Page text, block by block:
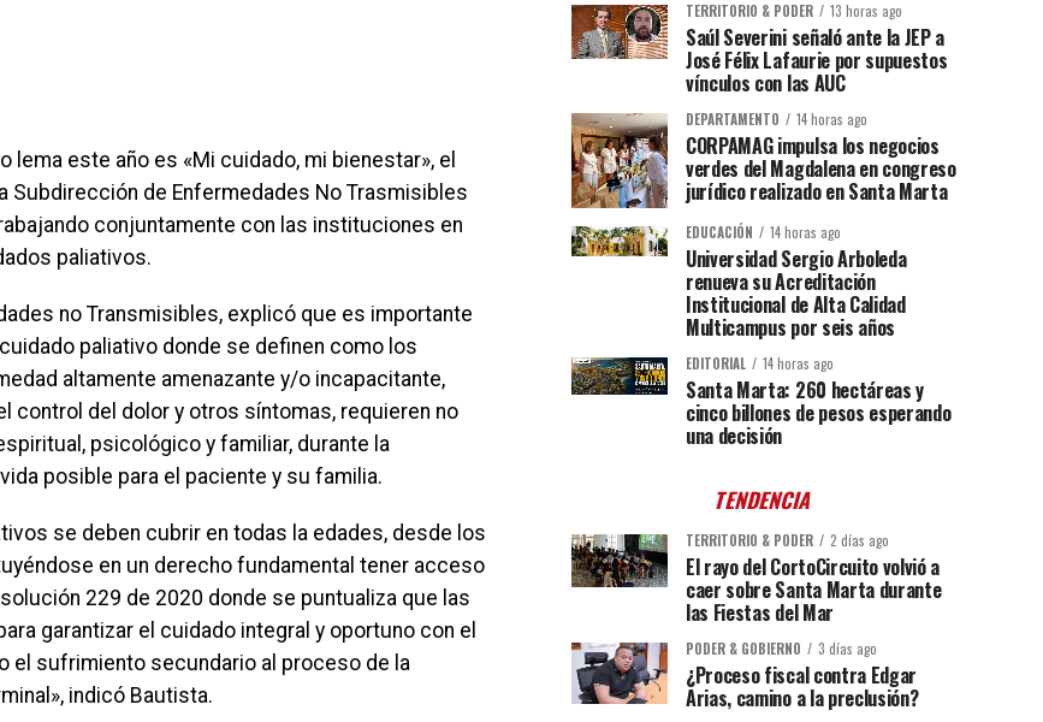
lema este año es «Mi cuidado, mi bienestar», el
Subdirección de Enfermedades No Trasmisibles
conjuntamente con las instituciones en
paliativos.
no Transmisibles, explicó que es importante
paliativo donde se definen como los
altamente amenazante y/o incapacitante,
control del dolor y otros síntomas, requieren no
psicológico y familiar, durante la
posible para el paciente y su familia.
se deben cubrir en todas la edades, desde los
en un derecho fundamental tener acceso
229 de 2020 donde se puntualiza que las
garantizar el cuidado integral y oportuno con el
el sufrimiento secundario al proceso de la
indicó Bautista.
TERRITORIO & PODER 13 horas ago
Saúl Severini señaló ante la JEP a
José Félix Lafaurie por supuestos
vínculos con las AUC
DEPARTAMENTO 14 horas ago
CORPAMAG impulsa los negocios
verdes del Magdalena en congreso
jurídico realizado en Santa Marta
EDUCACIÓN 14 horas ago
Universidad Sergio Arboleda
renueva su Acreditación
Institucional de Alta Calidad
Multicampus por seis años
EDITORIAL 14 horas ago
Santa Marta: 260 hectáreas y
cinco billones de pesos esperando
una decisión
TENDENCIA
TERRITORIO & PODER 2 días ago
El rayo del CortoCircuito volvió a
caer sobre Santa Marta durante
las Fiestas del Mar
PODER & GOBIERNO 3 días ago
¿Proceso fiscal contra Edgar
Arias, camino a la preclusión?